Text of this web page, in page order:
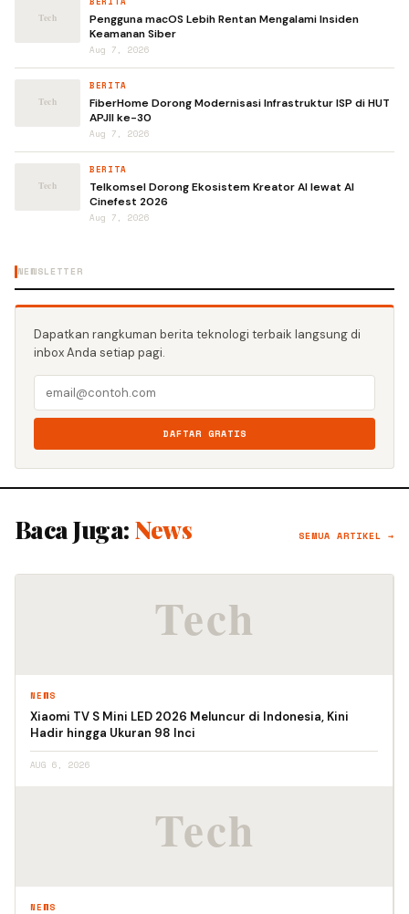
Pengguna macOS Lebih Rentan Mengalami Insiden
Keamanan Siber
Aug 7, 2026
BERITA
FiberHome Dorong Modernisasi Infrastruktur ISP di HUT
APJII ke-30
Aug 7, 2026
BERITA
Telkomsel Dorong Ekosistem Kreator AI lewat AI
Cinefest 2026
Aug 7, 2026
NEWSLETTER
Dapatkan rangkuman berita teknologi terbaik langsung di
inbox Anda setiap pagi.
DAFTAR GRATIS
Baca Juga: News SEMUA ARTIKEL →
NEWS
Xiaomi TV S Mini LED 2026 Meluncur di Indonesia, Kini
Hadir hingga Ukuran 98 Inci
AUG 6, 2026
NEWS